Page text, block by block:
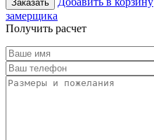
Заказать
замерщика
Получить расчет